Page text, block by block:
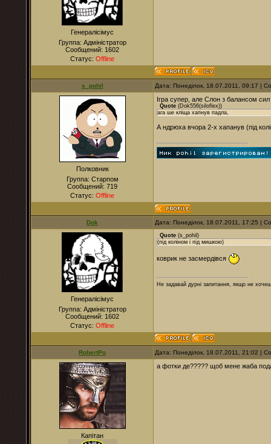
Генералісімус
Группа: Адміністратор
Сообщений: 1602
Статус: Offline
s_pohil Дата: Понеділок, 18.07.2011, 09:17 |
Полковник
Группа: Старпом
Сообщений: 719
Статус: Offline
Ігра супер, але Слон з балансом
Quote (Dok556(siloflex))
ага ше кліща хапнув падла,
А ндрюха вчора 2-х хапанув (під
Dok Дата: Понеділок, 18.07.2011, 17:25 |
Генералісімус
Группа: Адміністратор
Сообщений: 1602
Статус: Offline
Quote (s_pohil )
(під коліном і під мишкою)
коврик не засмердівся
Не задавай дурні запитання, якщо не
RobertPo Дата: Понеділок, 18.07.2011, 21:02 |
Капітан
а фотки де????? щоб мене жаба